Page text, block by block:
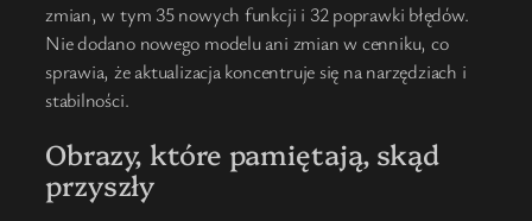
zmian, w tym 35 nowych funkcji i 32 poprawki błędów.
Nie dodano nowego modelu ani zmian w cenniku, co
sprawia, że aktualizacja koncentruje się na narzędziach i
stabilności.
Obrazy, które pamiętają, skąd
przyszły